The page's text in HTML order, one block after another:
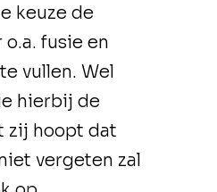
keuze de
fusie en
vullen. Wel
hierbij de
zij hoopt dat
vergeten zal